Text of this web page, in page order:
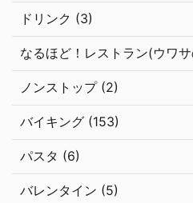
ドリンク (3)
なるほど！レストラン(ウワ
ノンストップ (2)
バイキング (153)
パスタ (6)
バレンタイン (5)